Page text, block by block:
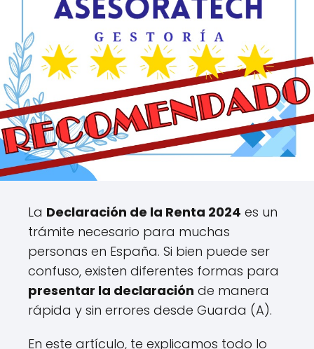
La Declaración de la Renta 2024 es un
trámite necesario para muchas
personas en España. Si bien puede ser
confuso, existen diferentes formas para
presentar la declaración de manera
rápida y sin errores desde Guarda (A).
En este artículo, te explicamos todo lo